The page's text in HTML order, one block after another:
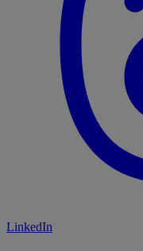
LinkedIn